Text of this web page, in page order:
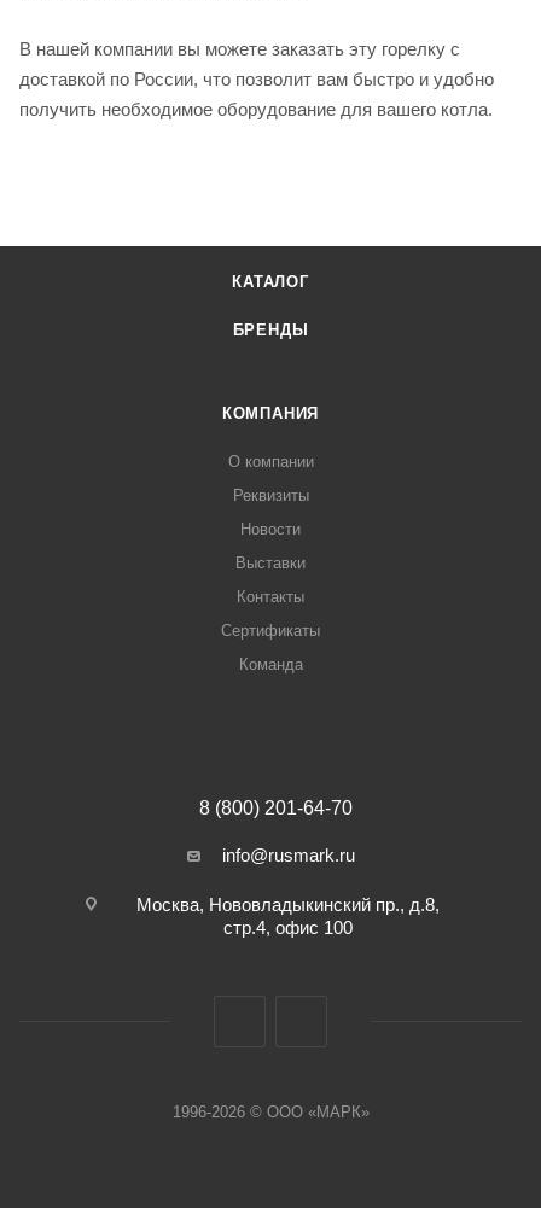
В нашей компании вы можете заказать эту горелку с
доставкой по России, что позволит вам быстро и удобно
получить необходимое оборудование для вашего котла.
КАТАЛОГ
БРЕНДЫ
КОМПАНИЯ
О компании
Реквизиты
Новости
Выставки
Контакты
Сертификаты
Команда
8 (800) 201-64-70
info@rusmark.ru
Москва, Нововладыкинский пр., д.8,
стр.4, офис 100
1996-2026 © ООО «МАРК»